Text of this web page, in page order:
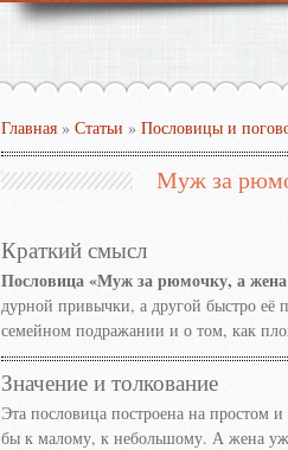
Главная » Статьи » Пословицы и
Муж за
Краткий смысл
Пословица «Муж за рюмочку, а жена
дурной привычки, а другой быстро её
семейном подражании и о том, как
Значение и толкование
Эта пословица построена на простом
бы к малому, к небольшому. А жена